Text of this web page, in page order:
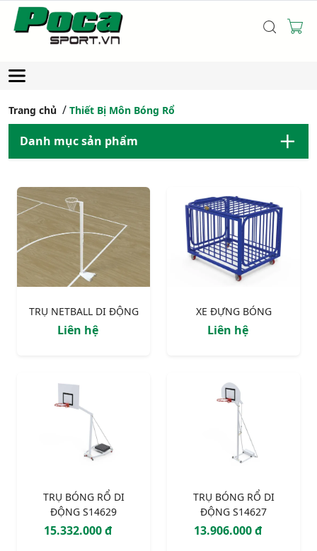
Trang chủ Thiết Bị Môn Bóng Rổ
Danh mục sản phẩm
TRỤ NETBALL DI ĐỘNG
Liên hệ
XE ĐỰNG BÓNG
Liên hệ
TRỤ BÓNG RỔ DI
ĐỘNG S14629
15.332.000 đ
TRỤ BÓNG RỔ DI
ĐỘNG S14627
13.906.000 đ